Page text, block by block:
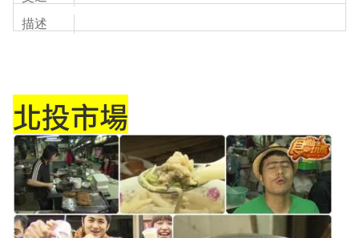
描述
北投市場